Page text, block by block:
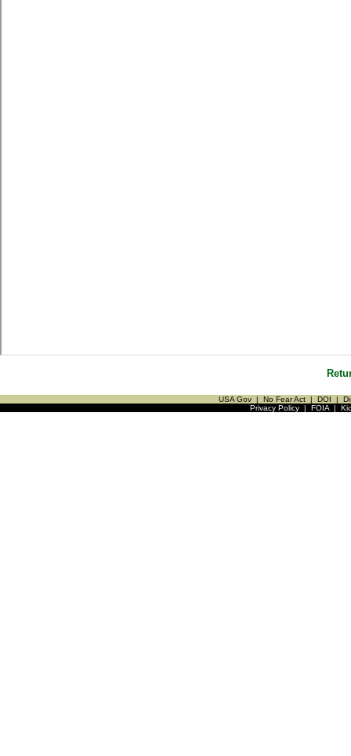
USA Gov | No Fear Act | DOI |
Privacy Policy| FOIA|